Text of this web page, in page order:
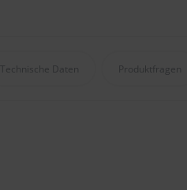
Technische Daten Produktfragen